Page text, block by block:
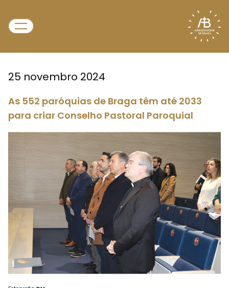
25 novembro 2024
As 552 paróquias de Braga têm até 2033
para criar Conselho Pastoral Paroquial